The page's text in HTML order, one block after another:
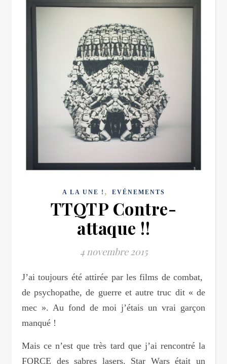
A LA UNE ! , EVÉNEMENTS
TTQTP Contre-
attaque !!
4 novembre 2015
J’ai toujours été attirée par les films de combat,
de psychopathe, de guerre et autre truc dit « de
mec ». Au fond de moi j’étais un vrai garçon
manqué !
Mais ce n’est que très tard que j’ai rencontré la
FORCE des sabres lasers. Star Wars était un